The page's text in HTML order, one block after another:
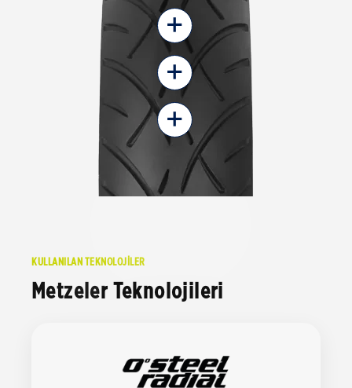
+
+
+
KULLANILAN TEKNOLOJİLER
Metzeler Teknolojileri